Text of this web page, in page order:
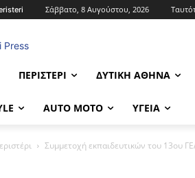
Σάββατο, 8 Αυγούστου, 2026
ΠΕΡΙΣΤΈΡΙ ΔΥΤΙΚΉ ΑΘΉΝΑ
AUTO MOTO ΥΓΕΊΑ
Συμμετοχή εκπαιδευτικών του 13ου